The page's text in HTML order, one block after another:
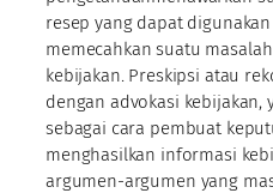
resep yang dapat
memecahkan suatu
kebijakan. Preskipsi atau
dengan advokasi kebijakan,
sebagai cara pembuat
menghasilkan informasi
argumen-argumen yang